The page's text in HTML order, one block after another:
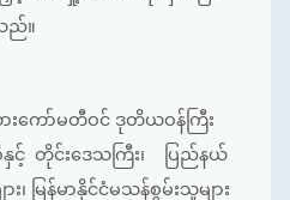
သည်။
းကော်မတီဝင် ဒုတိယဝန်ကြီး
စီနှင့် တိုင်းဒေသကြီး၊ ပြည်နယ်
မြန်မာနိုင်ငံမသန်စွမ်းသူများ